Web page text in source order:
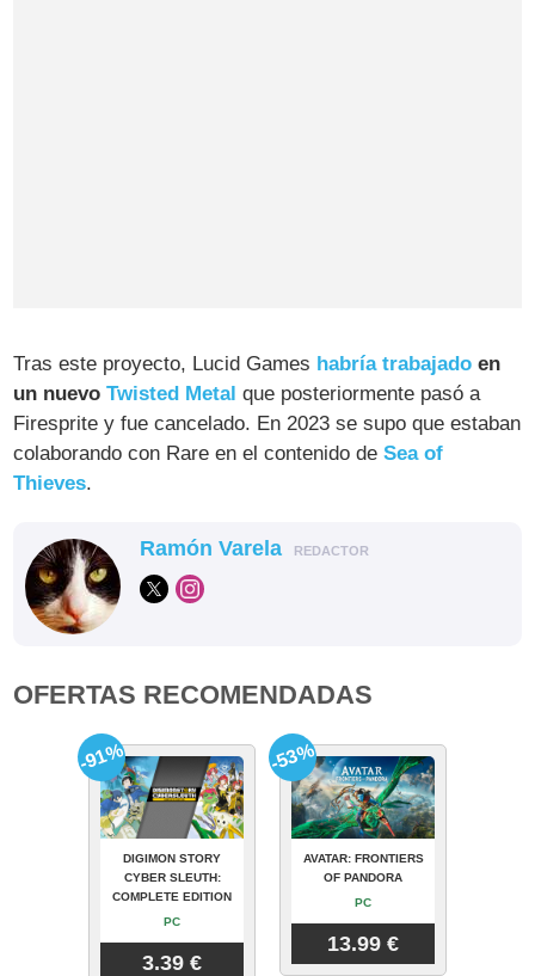
Tras este proyecto, Lucid Games habría trabajado en
un nuevoTwisted Metal que posteriormente pasó a
Firesprite y fue cancelado. En 2023 se supo que estaban
colaborando con Rare en el contenido deSea of
Thieves.
Ramón Varela REDACTOR
OFERTAS RECOMENDADAS
DIGIMON STORY
CYBER SLEUTH:
COMPLETE EDITION
PC
3.39 €
-91%
AVATAR: FRONTIERS
OF PANDORA
PC
13.99 €
-53%